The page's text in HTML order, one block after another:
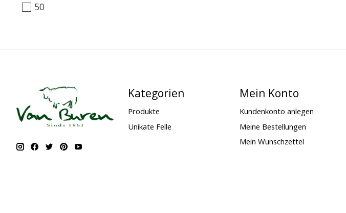
50
Kategorien
Produkte
Unikate Felle
Mein Konto
Kundenkonto anlegen
Meine Bestellungen
Mein Wunschzettel